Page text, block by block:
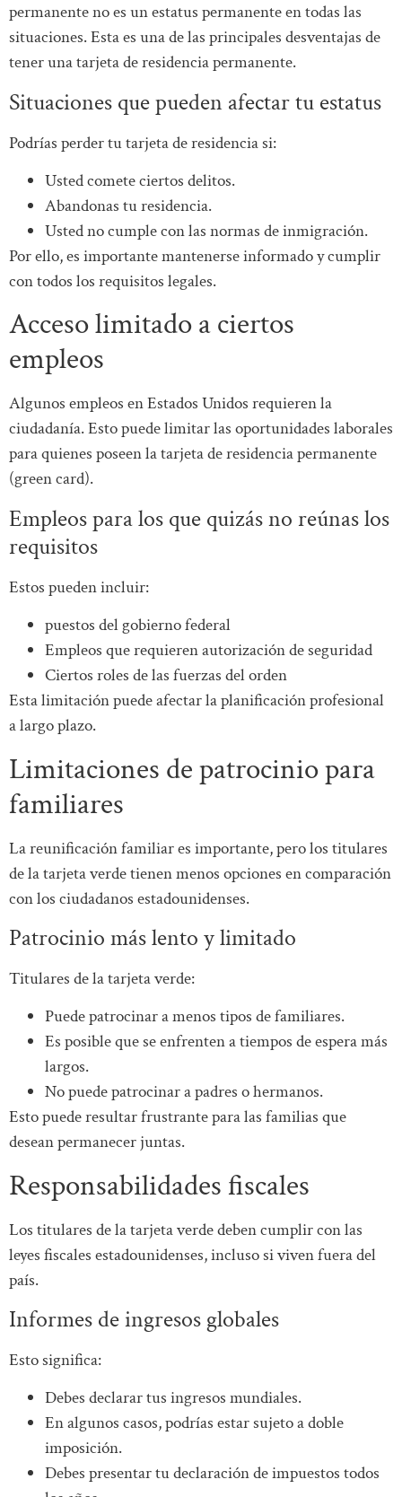
permanente no es un estatus permanente en todas las
situaciones. Esta es una de las principales desventajas de
tener una tarjeta de residencia permanente.
Situaciones que pueden afectar tu estatus
Podrías perder tu tarjeta de residencia si:
Usted comete ciertos delitos.
Abandonas tu residencia.
Usted no cumple con las normas de inmigración.
Por ello, es importante mantenerse informado y cumplir
con todos los requisitos legales.
Acceso limitado a ciertos
empleos
Algunos empleos en Estados Unidos requieren la
ciudadanía. Esto puede limitar las oportunidades laborales
para quienes poseen la tarjeta de residencia permanente
(green card).
Empleos para los que quizás no reúnas los
requisitos
Estos pueden incluir:
puestos del gobierno federal
Empleos que requieren autorización de seguridad
Ciertos roles de las fuerzas del orden
Esta limitación puede afectar la planificación profesional
a largo plazo.
Limitaciones de patrocinio para
familiares
La reunificación familiar es importante, pero los titulares
de la tarjeta verde tienen menos opciones en comparación
con los ciudadanos estadounidenses.
Patrocinio más lento y limitado
Titulares de la tarjeta verde:
Puede patrocinar a menos tipos de familiares.
Es posible que se enfrenten a tiempos de espera más
largos.
No puede patrocinar a padres o hermanos.
Esto puede resultar frustrante para las familias que
desean permanecer juntas.
Responsabilidades fiscales
Los titulares de la tarjeta verde deben cumplir con las
leyes fiscales estadounidenses, incluso si viven fuera del
país.
Informes de ingresos globales
Esto significa:
Debes declarar tus ingresos mundiales.
En algunos casos, podrías estar sujeto a doble
imposición.
Debes presentar tu declaración de impuestos todos